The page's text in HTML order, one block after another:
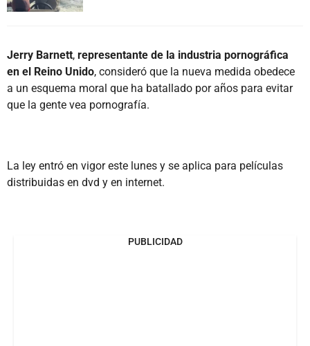
Jerry Barnett, representante de la industria pornográfica
en el Reino Unido, consideró que la nueva medida obedece
a un esquema moral que ha batallado por años para evitar
que la gente vea pornografía.
La ley entró en vigor este lunes y se aplica para películas
distribuidas en dvd y en internet.
PUBLICIDAD